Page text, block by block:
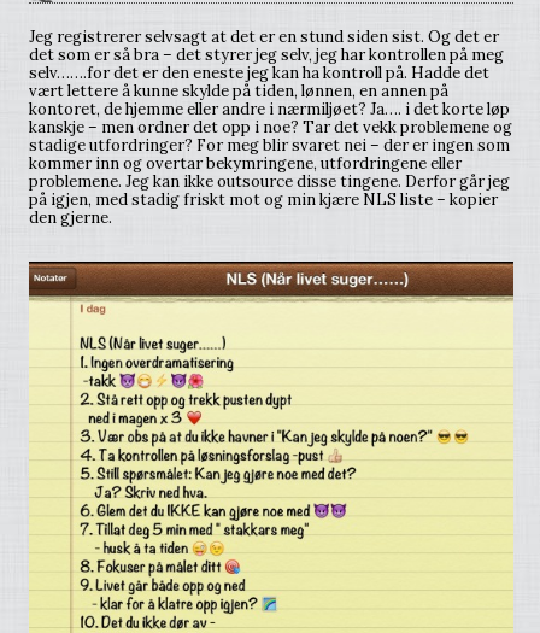
Jeg registrerer selvsagt at det er en stund siden sist. Og det er
det som er så bra – det styrer jeg selv, jeg har kontrollen på meg
selv…….for det er den eneste jeg kan ha kontroll på. Hadde det
vært lettere å kunne skylde på tiden, lønnen, en annen på
kontoret, de hjemme eller andre i nærmiljøet? Ja…. i det korte løp
kanskje – men ordner det opp i noe? Tar det vekk problemene og
stadige utfordringer? For meg blir svaret nei – der er ingen som
kommer inn og overtar bekymringene, utfordringene eller
problemene. Jeg kan ikke outsource disse tingene. Derfor går jeg
på igjen, med stadig friskt mot og min kjære NLS liste – kopier
den gjerne.